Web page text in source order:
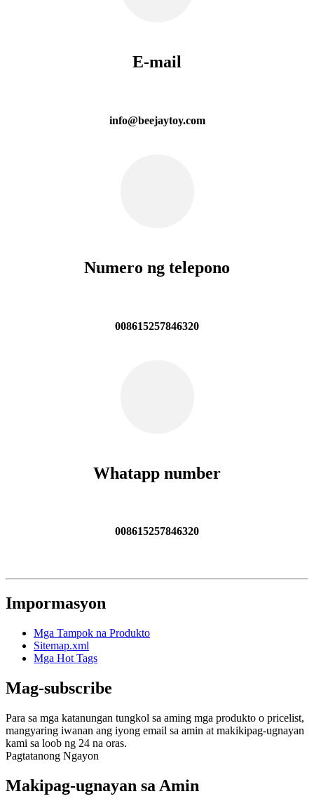
E-mail
info@beejaytoy.com
Numero ng telepono
008615257846320
Whatapp number
008615257846320
Impormasyon
Mga Tampok na Produkto
Sitemap.xml
Mga Hot Tags
Mag-subscribe
Para sa mga katanungan tungkol sa aming mga produkto o pricelist,
mangyaring iwanan ang iyong email sa amin at makikipag-ugnayan
kami sa loob ng 24 na oras.
Pagtatanong Ngayon
Makipag-ugnayan sa Amin